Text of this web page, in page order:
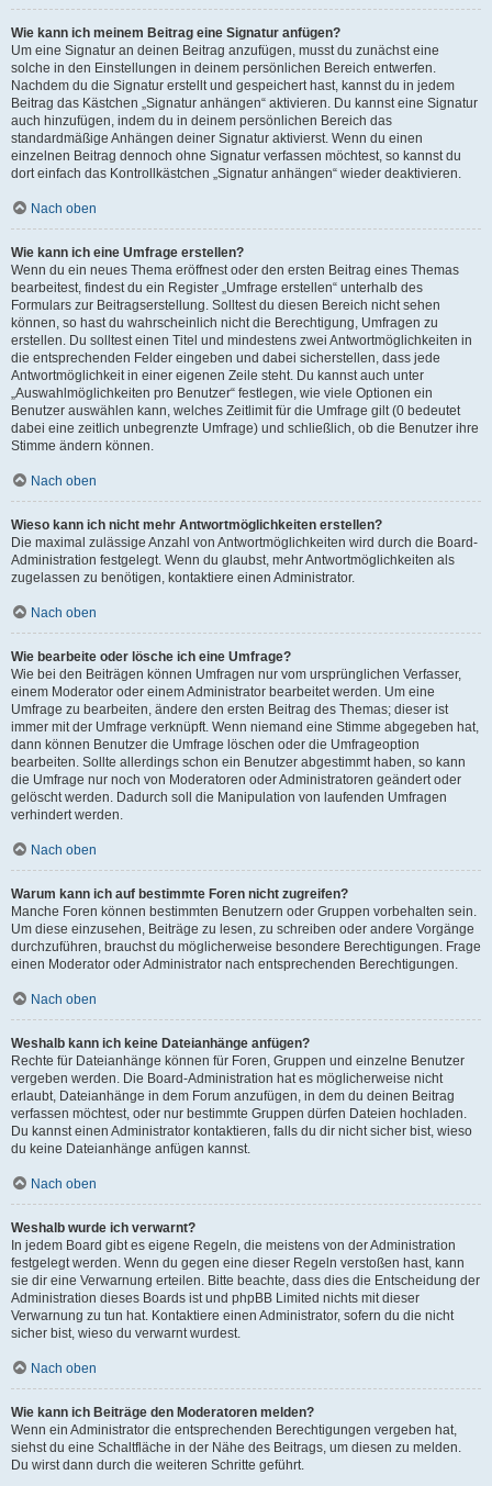
Wie kann ich meinem Beitrag eine Signatur anfügen?
Um eine Signatur an deinen Beitrag anzufügen, musst du zunächst eine
solche in den Einstellungen in deinem persönlichen Bereich entwerfen.
Nachdem du die Signatur erstellt und gespeichert hast, kannst du in jedem
Beitrag das Kästchen „Signatur anhängen“ aktivieren. Du kannst eine Signatur
auch hinzufügen, indem du in deinem persönlichen Bereich das
standardmäßige Anhängen deiner Signatur aktivierst. Wenn du einen
einzelnen Beitrag dennoch ohne Signatur verfassen möchtest, so kannst du
dort einfach das Kontrollkästchen „Signatur anhängen“ wieder deaktivieren.
Nach oben
Wie kann ich eine Umfrage erstellen?
Wenn du ein neues Thema eröffnest oder den ersten Beitrag eines Themas
bearbeitest, findest du ein Register „Umfrage erstellen“ unterhalb des
Formulars zur Beitragserstellung. Solltest du diesen Bereich nicht sehen
können, so hast du wahrscheinlich nicht die Berechtigung, Umfragen zu
erstellen. Du solltest einen Titel und mindestens zwei Antwortmöglichkeiten in
die entsprechenden Felder eingeben und dabei sicherstellen, dass jede
Antwortmöglichkeit in einer eigenen Zeile steht. Du kannst auch unter
„Auswahlmöglichkeiten pro Benutzer“ festlegen, wie viele Optionen ein
Benutzer auswählen kann, welches Zeitlimit für die Umfrage gilt (0 bedeutet
dabei eine zeitlich unbegrenzte Umfrage) und schließlich, ob die Benutzer ihre
Stimme ändern können.
Nach oben
Wieso kann ich nicht mehr Antwortmöglichkeiten erstellen?
Die maximal zulässige Anzahl von Antwortmöglichkeiten wird durch die Board-
Administration festgelegt. Wenn du glaubst, mehr Antwortmöglichkeiten als
zugelassen zu benötigen, kontaktiere einen Administrator.
Nach oben
Wie bearbeite oder lösche ich eine Umfrage?
Wie bei den Beiträgen können Umfragen nur vom ursprünglichen Verfasser,
einem Moderator oder einem Administrator bearbeitet werden. Um eine
Umfrage zu bearbeiten, ändere den ersten Beitrag des Themas; dieser ist
immer mit der Umfrage verknüpft. Wenn niemand eine Stimme abgegeben hat,
dann können Benutzer die Umfrage löschen oder die Umfrageoption
bearbeiten. Sollte allerdings schon ein Benutzer abgestimmt haben, so kann
die Umfrage nur noch von Moderatoren oder Administratoren geändert oder
gelöscht werden. Dadurch soll die Manipulation von laufenden Umfragen
verhindert werden.
Nach oben
Warum kann ich auf bestimmte Foren nicht zugreifen?
Manche Foren können bestimmten Benutzern oder Gruppen vorbehalten sein.
Um diese einzusehen, Beiträge zu lesen, zu schreiben oder andere Vorgänge
durchzuführen, brauchst du möglicherweise besondere Berechtigungen. Frage
einen Moderator oder Administrator nach entsprechenden Berechtigungen.
Nach oben
Weshalb kann ich keine Dateianhänge anfügen?
Rechte für Dateianhänge können für Foren, Gruppen und einzelne Benutzer
vergeben werden. Die Board-Administration hat es möglicherweise nicht
erlaubt, Dateianhänge in dem Forum anzufügen, in dem du deinen Beitrag
verfassen möchtest, oder nur bestimmte Gruppen dürfen Dateien hochladen.
Du kannst einen Administrator kontaktieren, falls du dir nicht sicher bist, wieso
du keine Dateianhänge anfügen kannst.
Nach oben
Weshalb wurde ich verwarnt?
In jedem Board gibt es eigene Regeln, die meistens von der Administration
festgelegt werden. Wenn du gegen eine dieser Regeln verstoßen hast, kann
sie dir eine Verwarnung erteilen. Bitte beachte, dass dies die Entscheidung der
Administration dieses Boards ist und phpBB Limited nichts mit dieser
Verwarnung zu tun hat. Kontaktiere einen Administrator, sofern du die nicht
sicher bist, wieso du verwarnt wurdest.
Nach oben
Wie kann ich Beiträge den Moderatoren melden?
Wenn ein Administrator die entsprechenden Berechtigungen vergeben hat,
siehst du eine Schaltfläche in der Nähe des Beitrags, um diesen zu melden.
Du wirst dann durch die weiteren Schritte geführt.